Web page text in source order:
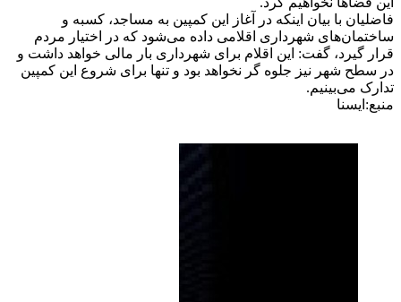
فاضلیان با بیان اینکه در آغاز این کمپین به مساجد، کسبه و
ساختمان‌های شهرداری اقلامی داده می‌شود که در اختیار مردم
قرار گیرد، گفت: این اقلام برای شهرداری بار مالی خواهد داشت و
در سطح شهر نیز جلوه گر نخواهد بود و تنها برای شروع این کمپین
تدارک می‌بینیم.
منبع:ایسنا